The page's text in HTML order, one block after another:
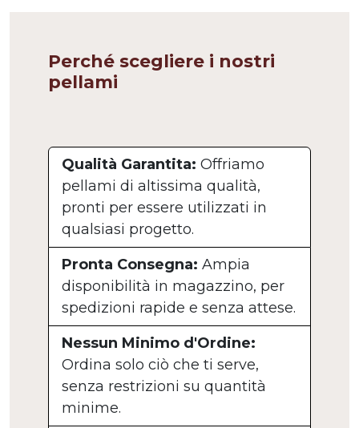
Perché scegliere i nostri
pellami
Qualità Garantita: Offriamo
pellami di altissima qualità,
pronti per essere utilizzati in
qualsiasi progetto.
Pronta Consegna: Ampia
disponibilità in magazzino, per
spedizioni rapide e senza attese.
Nessun Minimo d'Ordine:
Ordina solo ciò che ti serve,
senza restrizioni su quantità
minime.